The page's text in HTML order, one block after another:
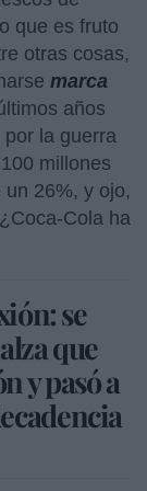
que es fruto
otras cosas,
marca
años
la guerra
millones
26%, y ojo,
Cola ha
se
que
y pasó a